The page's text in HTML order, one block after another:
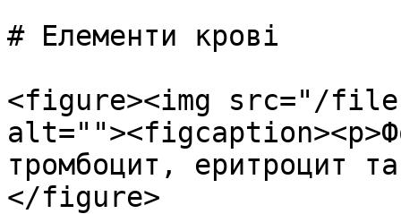
# Елементи крові
<figure><img src="/files/
тромбоцит, еритроцит
</figure>